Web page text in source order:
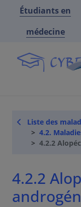
Étudiants en
médecine
Liste des
4.2.
4.2.2
4.2.2 Alopécie